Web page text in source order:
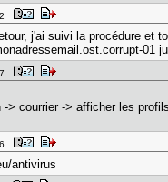
j'ai suivi la procédure et
01
-> courrier -> afficher les
antivirus